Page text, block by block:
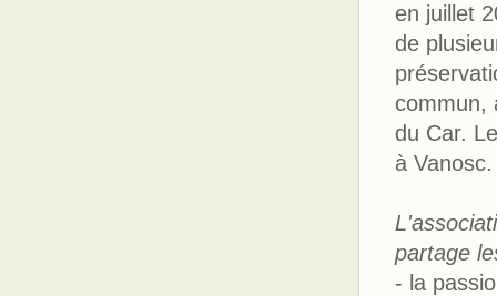
en juillet
de
commun,
du Car.
à Vanosc.
partage
- la